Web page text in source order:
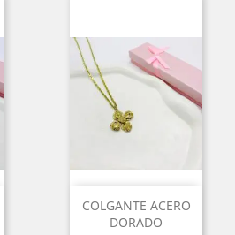
COLGANTE ACERO
DORADO